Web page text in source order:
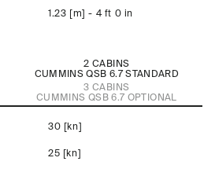
1.23 [m] - 4 ft 0 in
2 CABINS
CUMMINS QSB 6.7STANDARD
3 CABINS
CUMMINS QSB 6.7 OPTIONAL
30 [kn]
25 [kn]